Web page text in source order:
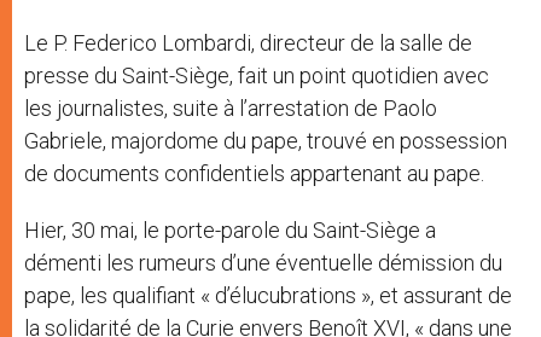
Le P. Federico Lombardi, directeur de la salle de
presse du Saint-Siège, fait un point quotidien avec
les journalistes, suite à l’arrestation de Paolo
Gabriele, majordome du pape, trouvé en possession
de documents confidentiels appartenant au pape.
Hier, 30 mai, le porte-parole du Saint-Siège a
démenti les rumeurs d’une éventuelle démission du
pape, les qualifiant « d’élucubrations », et assurant de
la solidarité de la Curie envers Benoît XVI, « dans une